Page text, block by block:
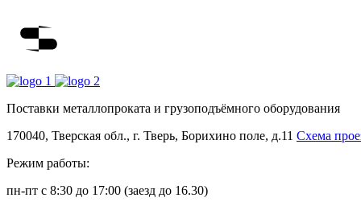
Поставки металлопроката и грузоподъёмного оборудования
170040, Тверская обл., г. Тверь, Борихино поле, д.11 Схема
Режим работы:
пн-пт с 8:30 до 17:00 (заезд до 16.30)